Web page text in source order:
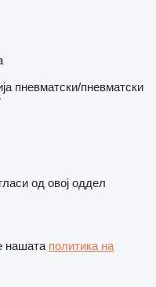
пневматски/пневматски
од овој оддел
нашата политика на